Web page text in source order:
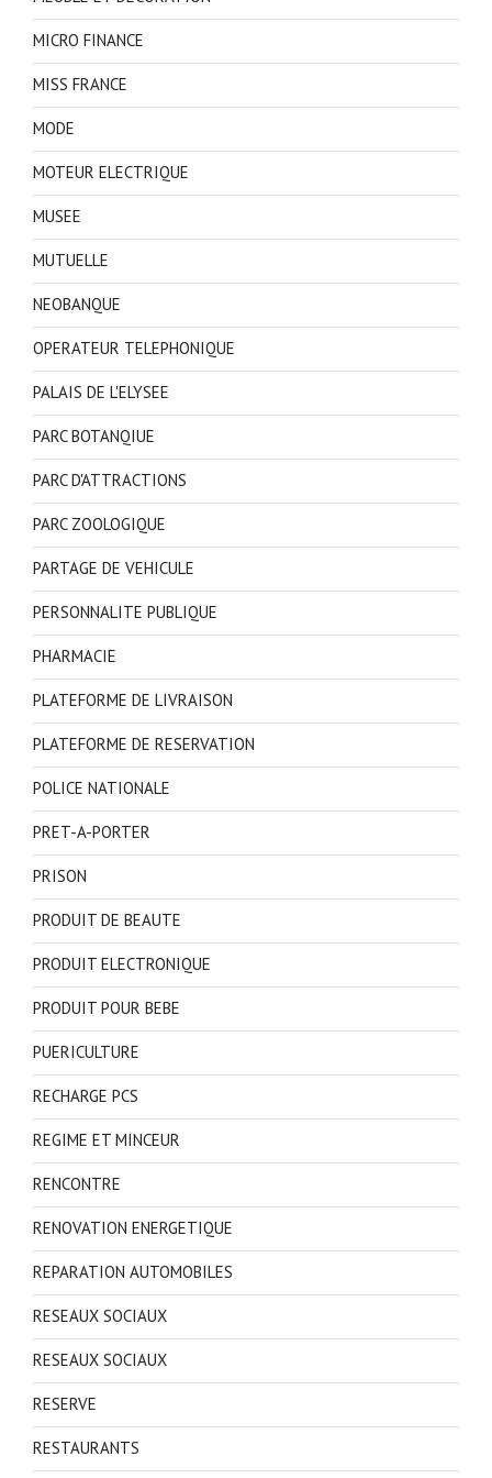
MICRO FINANCE
MISS FRANCE
MODE
MOTEUR ELECTRIQUE
MUSEE
MUTUELLE
NEOBANQUE
OPERATEUR TELEPHONIQUE
PALAIS DE L'ELYSEE
PARC BOTANQIUE
PARC D'ATTRACTIONS
PARC ZOOLOGIQUE
PARTAGE DE VEHICULE
PERSONNALITE PUBLIQUE
PHARMACIE
PLATEFORME DE LIVRAISON
PLATEFORME DE RESERVATION
POLICE NATIONALE
PRET-A-PORTER
PRISON
PRODUIT DE BEAUTE
PRODUIT ELECTRONIQUE
PRODUIT POUR BEBE
PUERICULTURE
RECHARGE PCS
REGIME ET MINCEUR
RENCONTRE
RENOVATION ENERGETIQUE
REPARATION AUTOMOBILES
RESEAUX SOCIAUX
RESEAUX SOCIAUX
RESERVE
RESTAURANTS